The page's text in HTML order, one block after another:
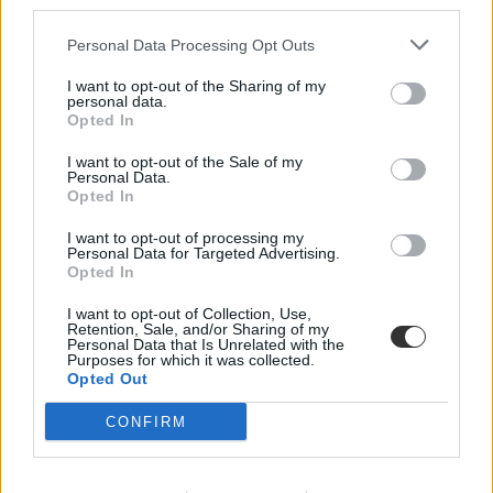
Personal Data Processing Opt Outs
I want to opt-out of the Sharing of my
personal data.
Opted In
I want to opt-out of the Sale of my
Personal Data.
Opted In
I want to opt-out of processing my
Personal Data for Targeted Advertising.
Opted In
I want to opt-out of Collection, Use,
Retention, Sale, and/or Sharing of my
Personal Data that Is Unrelated with the
Purposes for which it was collected.
Opted Out
CONFIRM
Osztolykán Ágnes
Demokratikus Koalíció
MSZP oktatási stratégia
Együtt 2014
PMP
Hozzászólások
Mi a baj a 8 osztályos általános iskolával, és mi jöhet
helyette?
A kisiskolák tanárhiánya és a kisgimnáziumok elitképzővé válása
„erővonalai”, amelyek a rendszer gyökeres reformjáért kiáltanak Dr.